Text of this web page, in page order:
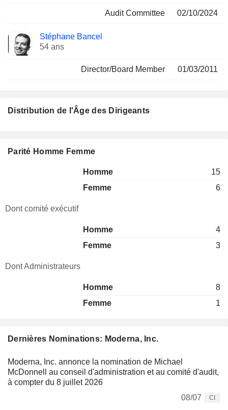
Audit Committee 02/10/2024
Stéphane Bancel
54 ans
Director/Board Member 01/03/2011
Dernières Nominations: Moderna, Inc.
Moderna, Inc. annonce la nomination de Michael
McDonnell au conseil d'administration et au comité d'audit,
à compter du 8 juillet 2026
08/07
CI
Distribution de l'Âge des Dirigeants
Parité Homme Femme
Homme
15
Femme
6
Dont comité exécutif
Homme
4
Femme
3
Dont Administrateurs
Homme
8
Femme
1